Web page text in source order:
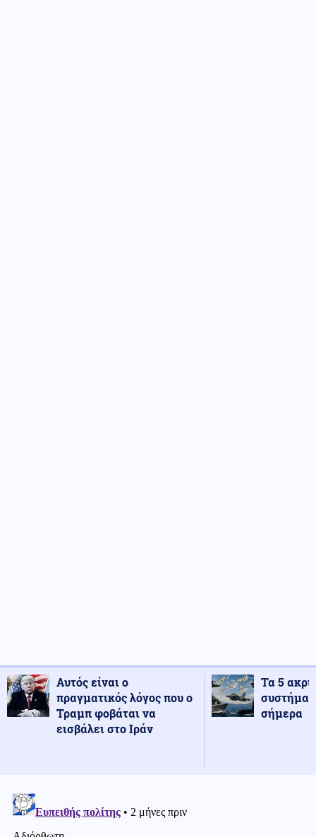
Αυτός είναι ο
πραγματικός λόγος που ο
Τραμπ φοβάται να
εισβάλει στο Ιράν
Τα 5
σήμερα